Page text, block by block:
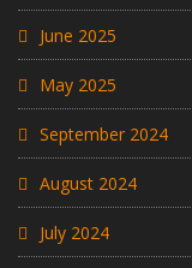
June 2025
May 2025
September 2024
August 2024
July 2024